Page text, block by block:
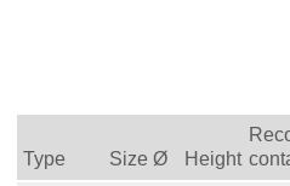
Type Size Ø Height